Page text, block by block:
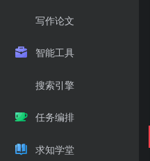
写作论文
智能工具
搜索引擎
任务编排
求知学堂